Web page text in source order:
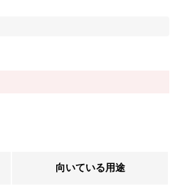
向いている用途